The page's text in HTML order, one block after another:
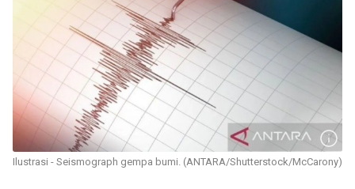
Ilustrasi - Seismograph gempa bumi. (ANTARA/Shutterstock/McCarony)